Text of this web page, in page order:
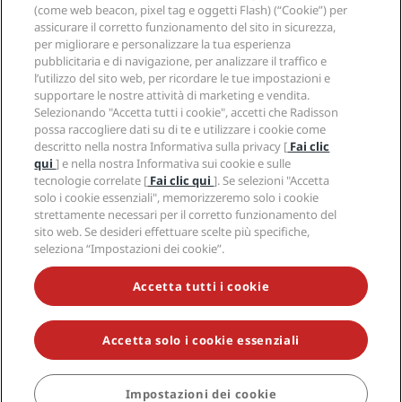
Hotel Approvati per sport
Hotel per famiglie
Salute e sicurezza
Media
Opportunità di lavoro in RHG
Opportunità di lavoro in PPHE
Opportunità di lavoro in EHL
The Club by RHG
Opportunità di sviluppo
Responsible Business
Approvvigionamento
Centro sulla privacy
Note legali
Termini e condizioni di Radisson Rewards
Termini e condizioni di utilizzo del sito
Accessibilità digitale
Dichiarazione sulla schiavitù moderna
Aiuto
Avvisi per i consumatori
Contatti
Domande frequenti
Mappa del sito
Social media
Marchi Radisson Hotels
NON LASCIARTI SFUGGIRE LE NOSTRE OFFERTE MIGLIORI
© 2026 Radisson Hotel Group. Tutti i diritti riservati. RHG Radisson
Hotel Group, Radisson, Radisson RED, Radisson Blu, Radisson Collection,
Radisson Individuals, Park Plaza, Park Inn, Country Inn & Suites, Prize by
Radisson, Radisson Rewards e Radisson Meetings sono marchi
(come web beacon, pixel tag e oggetti Flash) (“Cookie”) per
assicurare il corretto funzionamento del sito in sicurezza,
per migliorare e personalizzare la tua esperienza
pubblicitaria e di navigazione, per analizzare il traffico e
l’utilizzo del sito web, per ricordare le tue impostazioni e
supportare le nostre attività di marketing e vendita.
Selezionando "Accetta tutti i cookie", accetti che Radisson
possa raccogliere dati su di te e utilizzare i cookie come
descritto nella nostra Informativa sulla privacy [ Fai clic
qui] e nella nostra Informativa sui cookie e sulle
tecnologie correlate [ Fai clic qui]. Se selezioni "Accetta
solo i cookie essenziali", memorizzeremo solo i cookie
strettamente necessari per il corretto funzionamento del
sito web. Se desideri effettuare scelte più specifiche,
seleziona “Impostazioni dei cookie”.
Accetta tutti i cookie
Accetta solo i cookie essenziali
Impostazioni dei cookie